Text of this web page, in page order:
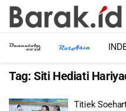
Tag: Siti Hediati
Titiek